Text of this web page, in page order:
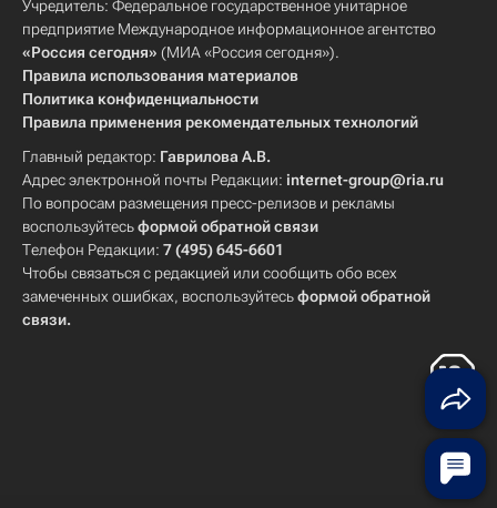
Учредитель: Федеральное государственное унитарное
предприятие Международное информационное агентство
«Россия сегодня» (МИА «Россия сегодня»).
Правила использования материалов
Политика конфиденциальности
Правила применения рекомендательных технологий
Главный редактор: Гаврилова А.В.
Адрес электронной почты Редакции: internet-group@ria.ru
По вопросам размещения пресс-релизов и рекламы
воспользуйтесьформой обратной связи
Телефон Редакции: 7 (495) 645-6601
Чтобы связаться с редакцией или сообщить обо всех
замеченных ошибках, воспользуйтесьформой обратной
связи.